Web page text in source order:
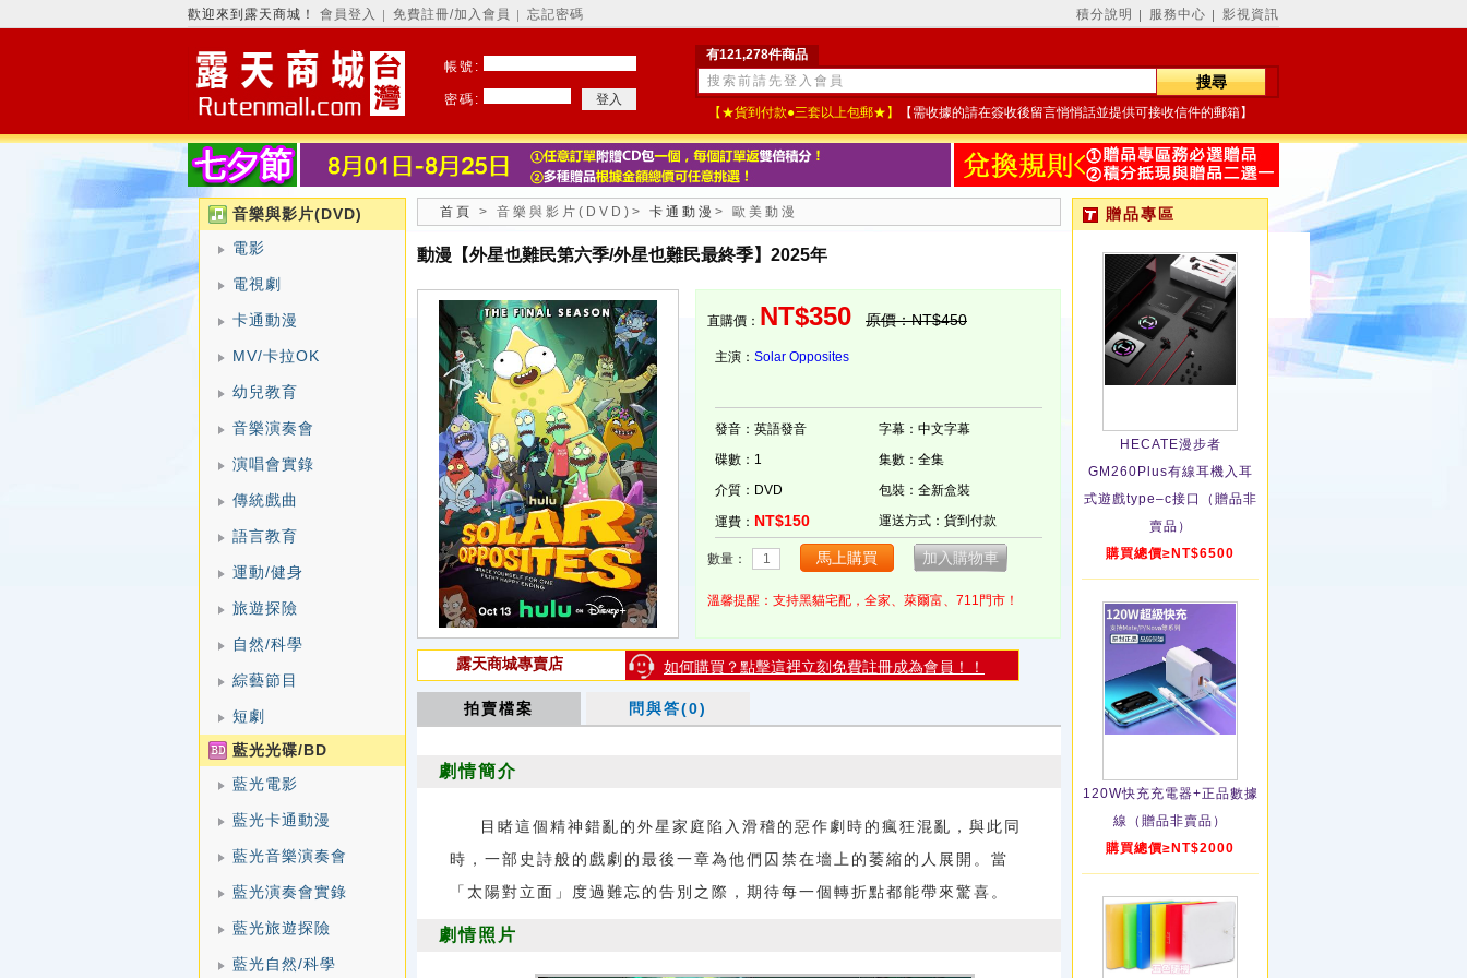
積分說明 服務中心 影視資訊
歡迎來到露天商城！ 會員登入 免費註冊/加入會員 忘記密碼
有121,278件商品
【★貨到付款●三套以上包郵★】 【需收據的請在簽收後留言悄悄話並提供可接收信件的郵箱】
帳號:
密碼:
音樂與影片(DVD)
電影
電視劇
卡通動漫
MV/卡拉OK
幼兒教育
音樂演奏會
演唱會實錄
傳統戲曲
語言教育
運動/健身
旅遊探險
自然/科學
綜藝節目
短劇
藍光光碟/BD
藍光電影
藍光卡通動漫
藍光音樂演奏會
藍光演奏會實錄
藍光旅遊探險
藍光自然/科學
首頁 > 音樂與影片(DVD) > 卡通動漫 > 歐美動漫
動漫【外星也難民第六季/外星也難民最終季】2025年
直購價： NT$350 原價：NT$450
主演： Solar Opposites
發音：英語發音
字幕：中文字幕
碟數：1
集數：全集
介質：DVD
包裝：全新盒裝
運費： NT$150 運送方式：貨到付款
數量：
溫馨提醒：支持黑貓宅配，全家、萊爾富、711門市！
如何購買？點擊這裡立刻免費註冊成為會員！！
露天商城專賣店
拍賣檔案 問與答(0)
劇情簡介
目睹這個精神錯亂的外星家庭陷入滑稽的惡作劇時的瘋狂混亂，與此同
時，一部史詩般的戲劇的最後一章為他們囚禁在墻上的萎縮的人展開。當
「太陽對立面」度過難忘的告別之際，期待每一個轉折點都能帶來驚喜。
劇情照片
贈品專區
HECATE漫步者
GM260Plus有線耳機入耳
式遊戲type–c接口（贈品非
賣品）
購買總價≥NT$6500
120W快充充電器+正品數據
線（贈品非賣品）
購買總價≥NT$2000